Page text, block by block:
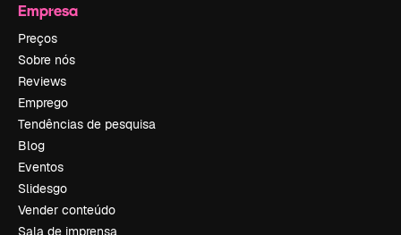
Empresa
Preços
Sobre nós
Reviews
Emprego
Tendências de pesquisa
Blog
Eventos
Slidesgo
Vender conteúdo
Sala de imprensa